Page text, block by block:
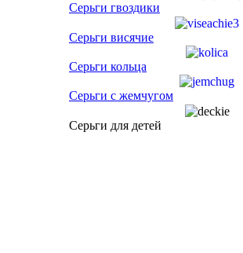
Серьги гвоздики
Серьги висячие
Серьги кольца
Серьги с жемчугом
Серьги для детей